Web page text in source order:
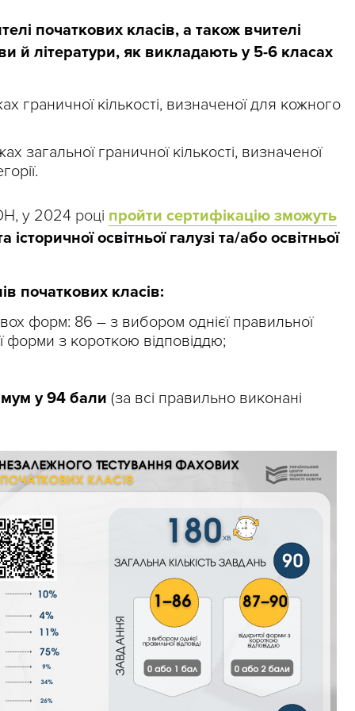
початкових класів, а також вчителі
й літератури, як викладають у 5-6 класах
граничної кількості, визначеної для кожного
загальної граничної кількості, визначеної
у 2024 році пройти сертифікацію зможуть
освітньої галузі та/або освітньої
початкових класів:
форм: 86 – з вибором однієї правильної
форми з короткою відповіддю;
у 94 бали (за всі правильно виконані